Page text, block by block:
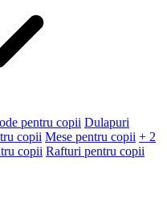
pentru copii Dulapuri
copii Mese pentru copii + 2
copii Rafturi pentru copii